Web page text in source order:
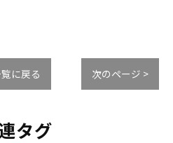
に戻る 次のページ >
タグ